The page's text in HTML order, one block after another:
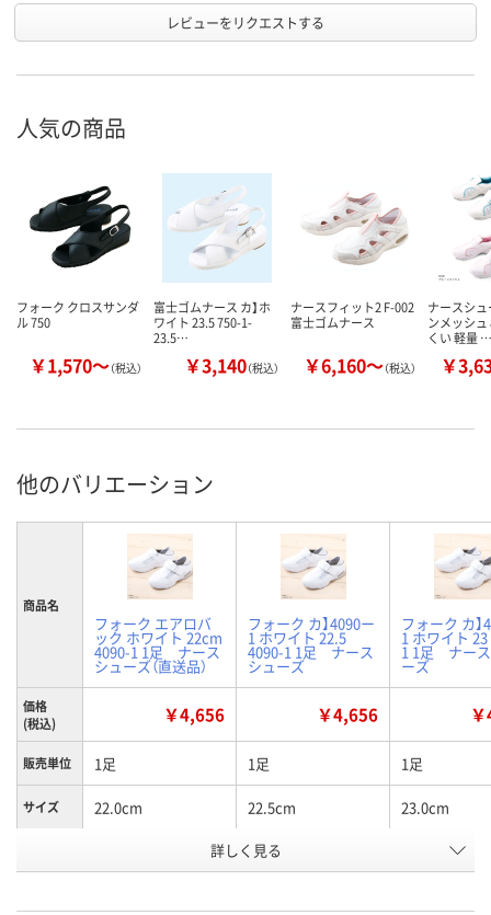
レビューをリクエストする
人気の商品
フォーク クロスサンダ
ル 750
￥1,570～（税込）
富士ゴムナース カ】ホ
ワイト 23.5 750-1-
23.5…
￥3,140（税込）
ナースフィット2 F-002
富士ゴムナース
￥6,160～（税込）
ナースシ
ンメッシ
くい 軽量 …
￥
他のバリエーション
商品名
フォーク エアロバ
ック ホワイト 22cm
4090-1 1足 ナース
シューズ（直送品）
フォーク カ】4090ー
1 ホワイト 22.5
4090-1 1足 ナース
シューズ
フォーク カ】
1 ホワイト
1 1足 ナー
ーズ
価格
(税込)
￥4,656 ￥4,656
販売単位 1足 1足 1足
サイズ 22.0cm 22.5cm 23.0cm
K274724 K274725
詳しく見る